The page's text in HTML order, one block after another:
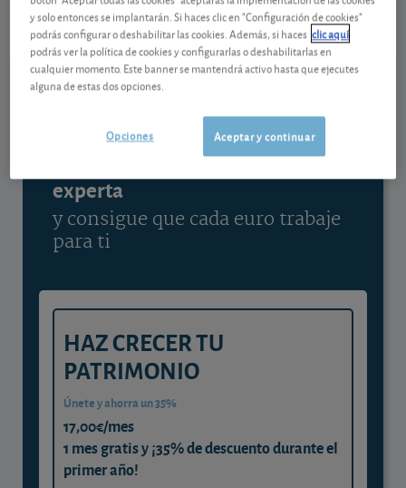
07/08/2026 Madrid
Ver detalladamente
experta
y consigue que cada euro trabaje
para ti
HAZ CRECER TU
PATRIMONIO
Únete y ahorra un 35%
17,00€/mes
1 mes gratis y ¡35% de descuento durante el
primer año!
y solo entonces se implantarán. Si haces clic en "Configuración de cookies"
podrás configurar o deshabilitar las cookies. Además, si haces clic aquí
podrás ver la política de cookies y configurarlas o deshabilitarlas en
cualquier momento. Este banner se mantendrá activo hasta que ejecutes
alguna de estas dos opciones.
Aceptar y continuar
Opciones